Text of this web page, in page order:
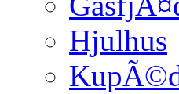
Hjulhus